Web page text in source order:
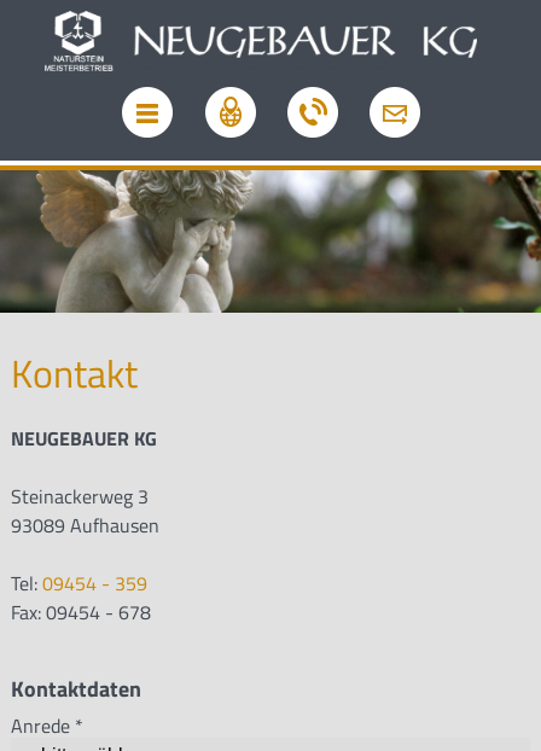
Kontakt
NEUGEBAUER KG
Steinackerweg 3
93089 Aufhausen
Tel:09454 - 359
Fax: 09454 - 678
Kontaktdaten
Anrede *